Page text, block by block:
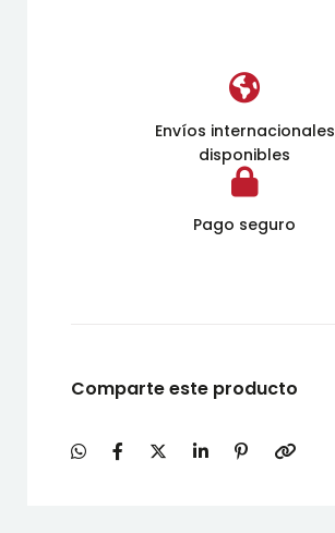
Envíos internacionales
disponibles
Pago seguro
Comparte este producto